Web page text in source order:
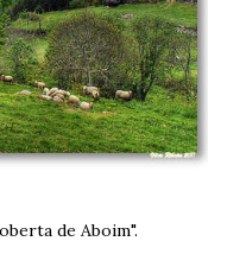
de Aboim".